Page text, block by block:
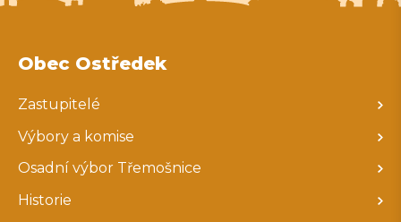
Obec Ostředek
Zastupitelé
Výbory a komise
Osadní výbor Třemošnice
Historie